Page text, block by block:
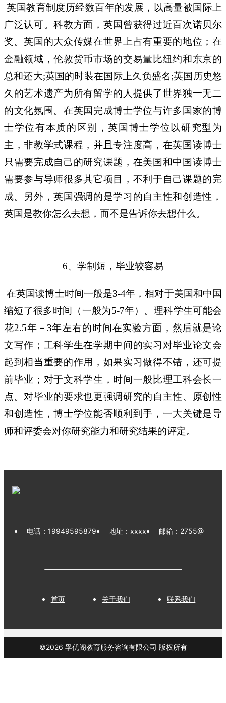
英国教育制度历经数百年的发展，以高量被国际上
广泛认可。科教方面，英国曾获得过近百次诺贝尔
奖。英国的大众传媒在世界上占有重要的地位；在
金融领域，伦敦货币市场的交易量比纽约和东京的
总和还大;英国的时装在国际上久负盛名;英国历史悠
久的艺术遗产为所有留学的人提供了世界独一无二
的文化氛围。在英国完成博士学位与许多国家的博
士学位有本质的区别，英国博士学位以研究型为
主，非教学式课程，并且专注度高，在英国读博士
只需要完成自己的研究课题，在美国和中国读博士
需要参与导师很多其它项目，不利于自己课题的完
成。另外，英国强调的是学习的自主性和创造性，
英国是教你怎么去想，而不是告诉你去想什么。
6、学制短，毕业较容易
在英国读博士时间一般是3-4年，相对于美国和中国
缩短了很多时间（一般为5-7年）。理科学生可能会
花2.5年－ 3年左右的时间在实验方面，然后就是论
文写作；工科学生在学期中间的实习对毕业论文会
起到相当重要的作用，如果实习做得不错，还可提
前毕业；对于文科学生，时间一般比理工科会长一
点。对毕业的要求也更强调研究的自主性、原创性
和创造性，博士学位能否顺利到手，一大关键是导
师和评委会对你研究能力和研究结果的评定。
电话： 19949595879 地址：xxxx 邮箱： 2755@
首页 关于我们 联系我们
©2026 孚优阁教育服务咨询有限公司 版权所有